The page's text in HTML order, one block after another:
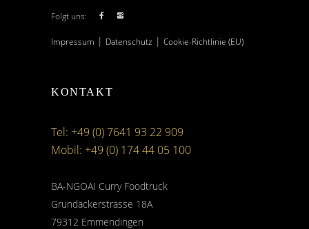
Folgt uns:
Impressum | Datenschutz | Cookie-Richtlinie (EU)
KONTAKT
Tel: +49 (0) 7641 93 22 909
Mobil: +49 (0) 174 44 05 100
BA-NGOAI Curry Foodtruck
Grundackerstrasse 18A
79312 Emmendingen